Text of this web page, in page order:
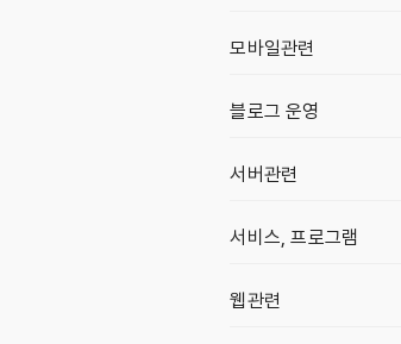
모바일관련
블로그 운영
서버관련
서비스, 프로그램
웹관련